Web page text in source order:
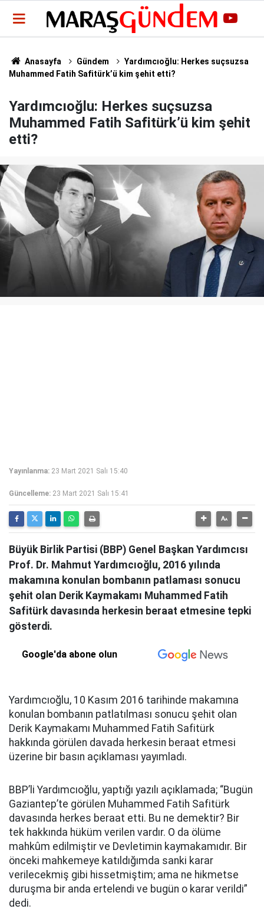
Anasayfa Gündem
Yardımcıoğlu: Herkes suçsuzsa
Muhammed Fatih Safitürk’ü kim şehit etti?
Yardımcıoğlu: Herkes suçsuzsa
Muhammed Fatih Safitürk’ü kim şehit
etti?
Yayınlanma: 23 Mart 2021 Salı 15:40
Güncelleme: 23 Mart 2021 Salı 15:41
Büyük Birlik Partisi (BBP) Genel Başkan Yardımcısı
Prof. Dr. Mahmut Yardımcıoğlu, 2016 yılında
makamına konulan bombanın patlaması sonucu
şehit olan Derik Kaymakamı Muhammed Fatih
Safitürk davasında herkesin beraat etmesine tepki
gösterdi.
Google'da abone olun
Yardımcıoğlu, 10 Kasım 2016 tarihinde makamına
konulan bombanın patlatılması sonucu şehit olan
Derik Kaymakamı Muhammed Fatih Safitürk
hakkında görülen davada herkesin beraat etmesi
üzerine bir basın açıklaması yayımladı.
BBP’li Yardımcıoğlu, yaptığı yazılı açıklamada; “Bugün
Gaziantep’te görülen Muhammed Fatih Safitürk
davasında herkes beraat etti. Bu ne demektir? Bir
tek hakkında hüküm verilen vardır. O da ölüme
mahkûm edilmiştir ve Devletimin kaymakamıdır. Bir
önceki mahkemeye katıldığımda sanki karar
verilecekmiş gibi hissetmiştim; ama ne hikmetse
duruşma bir anda ertelendi ve bugün o karar verildi”
dedi.